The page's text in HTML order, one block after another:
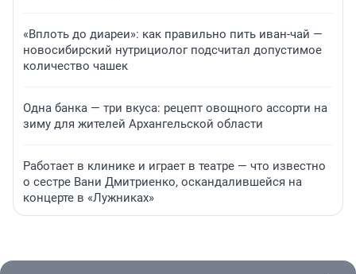
«Вплоть до диареи»: как правильно пить иван-чай —
новосибирский нутрициолог подсчитал допустимое
количество чашек
Одна банка — три вкуса: рецепт овощного ассорти на
зиму для жителей Архангельской области
Работает в клинике и играет в театре — что известно
о сестре Вани Дмитриенко, оскандалившейся на
концерте в «Лужниках»